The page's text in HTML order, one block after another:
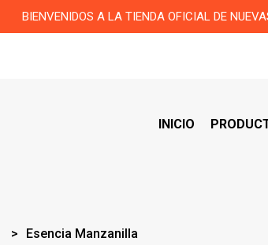
BIENVENIDOS A LA TIENDA OFICIAL DE
INICIO
Esencia Manzanilla